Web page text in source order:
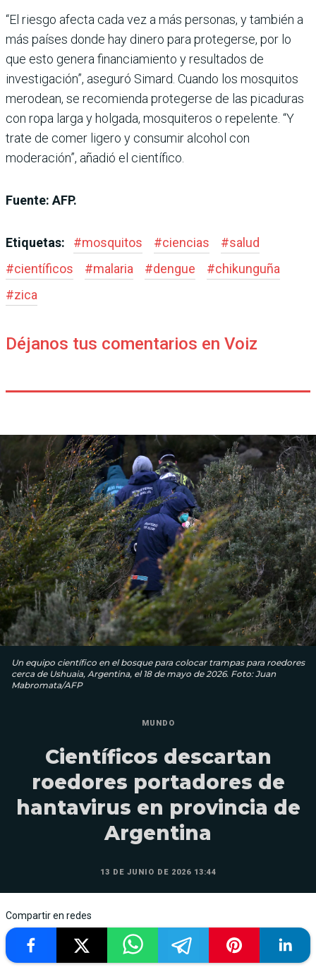
“El riesgo afecta cada vez a más personas, y también a
más países donde hay dinero para protegerse, por lo
que esto genera financiamiento y resultados de
investigación”, aseguró Simard. Cuando los mosquitos
merodean, se recomienda protegerse de las picaduras
con ropa larga y holgada, mosquiteros o repelente. “Y
trate de comer ligero y consumir alcohol con
moderación”, añadió el científico.
Fuente: AFP.
Etiquetas: #mosquitos #ciencias #salud
#científicos #malaria #dengue #chikunguña
#zica
Déjanos tus comentarios en Voiz
Un equipo científico en el bosque para colocar trampas para roedores
cerca de Ushuaia, Argentina, el 18 de mayo de 2026. Foto: Juan
Mabromata/AFP
MUNDO
Científicos descartan
roedores portadores de
hantavirus en provincia de
Argentina
13 DE JUNIO DE 2026 13:44
Compartir en redes